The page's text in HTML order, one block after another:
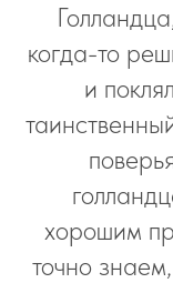
когда-то
и
хорошим
точно